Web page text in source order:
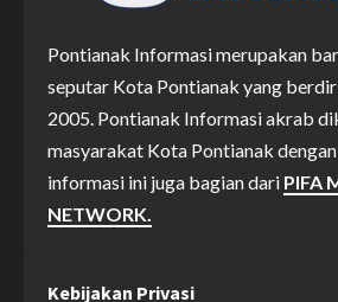
Pontianak Informasi merupakan
seputar Kota Pontianak yang
2005. Pontianak Informasi akrab
masyarakat Kota Pontianak
informasi ini juga bagian dari PIFA
NETWORK.
Kebijakan Privasi